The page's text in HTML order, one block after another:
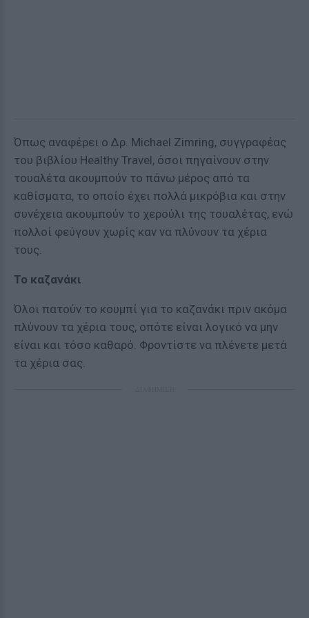
Όπως αναφέρει ο Δρ. Michael Zimring, συγγραφέας
του βιβλίου Healthy Travel, όσοι πηγαίνουν στην
τουαλέτα ακουμπούν το πάνω μέρος από τα
καθίσματα, το οποίο έχει πολλά μικρόβια και στην
συνέχεια ακουμπούν το χερούλι της τουαλέτας, ενώ
πολλοί φεύγουν χωρίς καν να πλύνουν τα χέρια
τους.
Το καζανάκι
Όλοι πατούν το κουμπί για το καζανάκι πριν ακόμα
πλύνουν τα χέρια τους, οπότε είναι λογικό να μην
είναι και τόσο καθαρό. Φροντίστε να πλένετε μετά
τα χέρια σας.